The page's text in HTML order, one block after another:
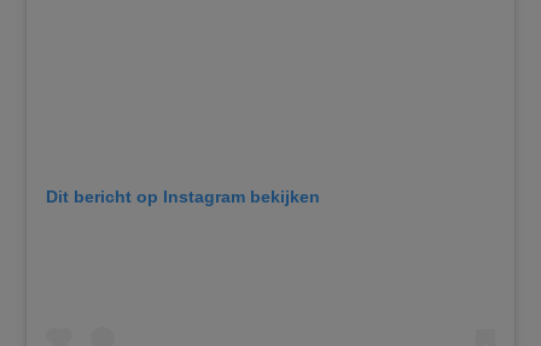
Dit bericht op Instagram bekijken